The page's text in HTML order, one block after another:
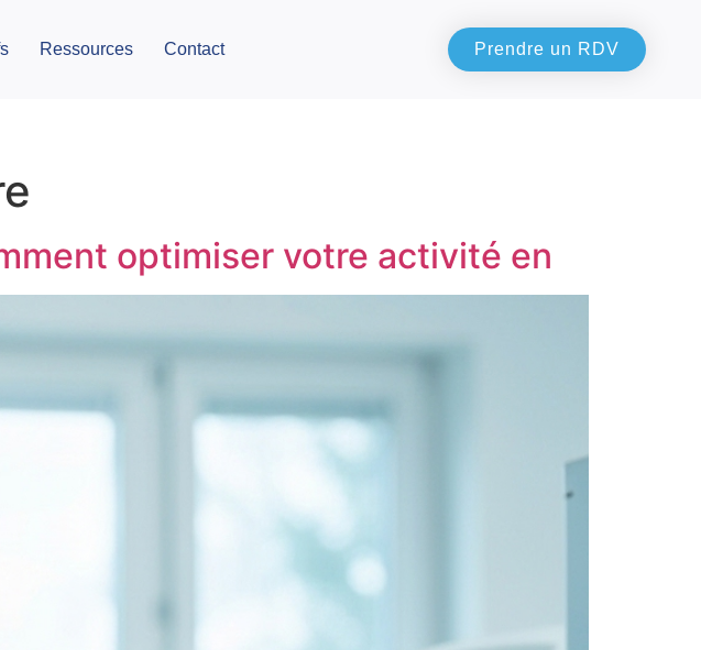
Ressources Contact Prendre un RDV
optimiser votre activité en